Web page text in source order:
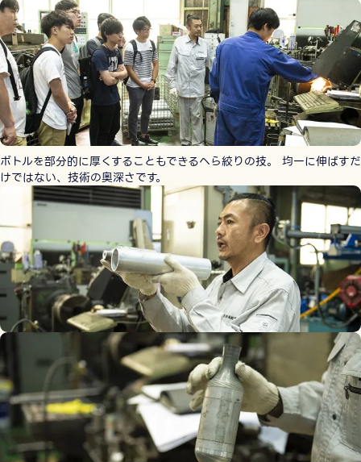
ボトルを部分的に厚くすることもできるへら絞りの技。 均一に伸ばすだ
けではない、技術の奥深さです。